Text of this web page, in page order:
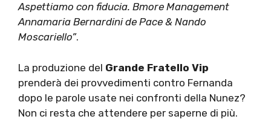
Aspettiamo con fiducia. Bmore Management
Annamaria Bernardini de Pace & Nando
Moscariello”.
La produzione del Grande Fratello Vip
prenderà dei provvedimenti contro Fernanda
dopo le parole usate nei confronti della Nunez?
Non ci resta che attendere per saperne di più.